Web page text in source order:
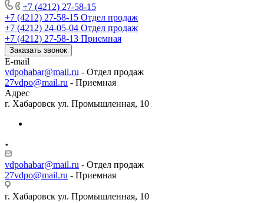
+7 (4212) 27-58-15
+7 (4212) 27-58-15 Отдел продаж
+7 (4212) 24-05-04 Отдел продаж
+7 (4212) 27-58-13 Приемная
Заказать звонок
E-mail
vdpohabar@mail.ru - Отдел продаж
27vdpo@mail.ru - Приемная
Адрес
г. Хабаровск ул. Промышленная, 10
vdpohabar@mail.ru - Отдел продаж
27vdpo@mail.ru - Приемная
г. Хабаровск ул. Промышленная, 10